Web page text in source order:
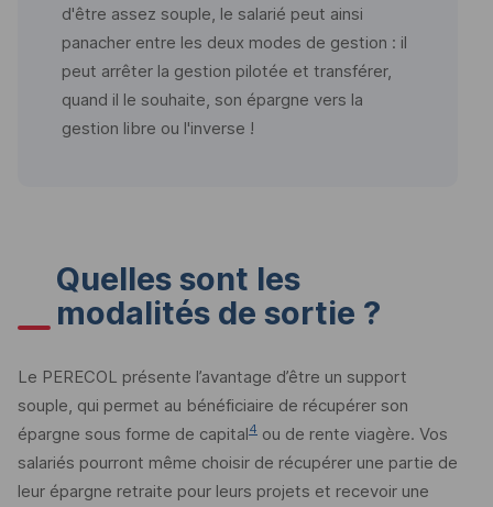
d'être assez souple, le salarié peut ainsi
panacher entre les deux modes de gestion : il
peut arrêter la gestion pilotée et transférer,
quand il le souhaite, son épargne vers la
gestion libre ou l'inverse !
Quelles sont les
modalités de sortie ?
Le PERECOL présente l’avantage d’être un support
souple, qui permet au bénéficiaire de récupérer son
épargne sous forme de capital4 ou de rente viagère. Vos
salariés pourront même choisir de récupérer une partie de
leur épargne retraite pour leurs projets et recevoir une